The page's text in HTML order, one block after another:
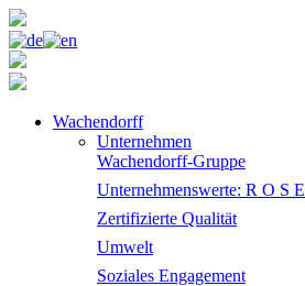
Wachendorff
Unternehmen
Wachendorff-Gruppe
Unternehmenswerte: R O S E
Zertifizierte Qualität
Umwelt
Soziales Engagement